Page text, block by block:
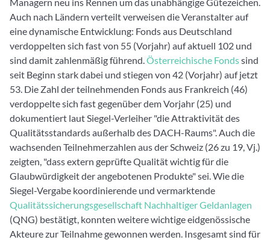
Auch nach Ländern verteilt verweisen die Veranstalter auf
eine dynamische Entwicklung: Fonds aus Deutschland
verdoppelten sich fast von 55 (Vorjahr) auf aktuell 102 und
sind damit zahlenmäßig führend.Österreichische Fondssind
seit Beginn stark dabei und stiegen von 42 (Vorjahr) auf jetzt
53. Die Zahl der teilnehmenden Fonds aus Frankreich (46)
verdoppelte sich fast gegenüber dem Vorjahr (25) und
dokumentiert laut Siegel-Verleiher "die Attraktivität des
Qualitätsstandards außerhalb des DACH-Raums". Auch die
wachsenden Teilnehmerzahlen aus der Schweiz (26 zu 19, Vj.)
zeigten, "dass extern geprüfte Qualität wichtig für die
Glaubwürdigkeit der angebotenen Produkte" sei. Wie die
Siegel-Vergabe koordinierende und vermarktende
Qualitätssicherungsgesellschaft Nachhaltiger Geldanlagen
(QNG) bestätigt, konnten weitere wichtige eidgenössische
Akteure zur Teilnahme gewonnen werden. Insgesamt sind für